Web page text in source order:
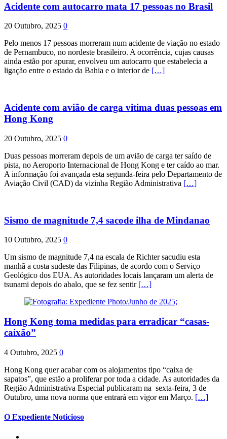
Acidente com autocarro mata 17 pessoas no Brasil
20 Outubro, 2025 0
Pelo menos 17 pessoas morreram num acidente de viação no estado
de Pernambuco, no nordeste brasileiro. A ocorrência, cujas causas
ainda estão por apurar, envolveu um autocarro que estabelecia a
ligação entre o estado da Bahia e o interior de […]
Acidente com avião de carga vitima duas pessoas em
Hong Kong
20 Outubro, 2025 0
Duas pessoas morreram depois de um avião de carga ter saído de
pista, no Aeroporto Internacional de Hong Kong e ter caído ao mar.
A informação foi avançada esta segunda-feira pelo Departamento de
Aviação Civil (CAD) da vizinha Região Administrativa […]
Sismo de magnitude 7,4 sacode ilha de Mindanao
10 Outubro, 2025 0
Um sismo de magnitude 7,4 na escala de Richter sacudiu esta
manhã a costa sudeste das Filipinas, de acordo com o Serviço
Geológico dos EUA. As autoridades locais lançaram um alerta de
tsunami depois do abalo, que se fez sentir […]
Hong Kong toma medidas para erradicar “casas-
caixão”
4 Outubro, 2025 0
Hong Kong quer acabar com os alojamentos tipo “caixa de
sapatos”, que estão a proliferar por toda a cidade. As autoridades da
Região Administrativa Especial publicaram na sexta-feira, 3 de
Outubro, uma nova norma que entrará em vigor em Março. […]
O Expediente Noticioso